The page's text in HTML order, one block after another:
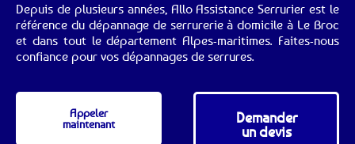
Depuis de plusieurs années, Allo Assistance Serrurier est le
référence du dépannage de serrurerie à domicile à Le Broc
et dans tout le département Alpes-maritimes. Faites-nous
confiance pour vos dépannages de serrures.
Appeler
maintenant
Demander
un devis